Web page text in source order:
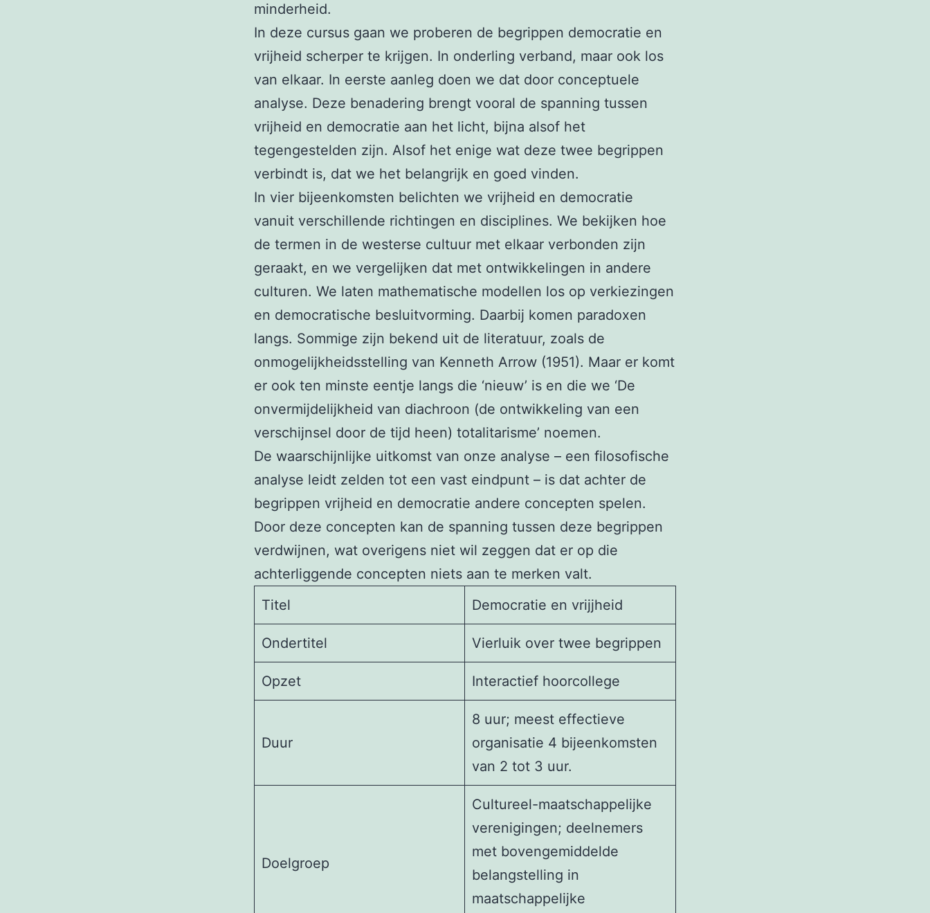
minderheid.
In deze cursus gaan we proberen de begrippen democratie en
vrijheid scherper te krijgen. In onderling verband, maar ook los
van elkaar. In eerste aanleg doen we dat door conceptuele
analyse. Deze benadering brengt vooral de spanning tussen
vrijheid en democratie aan het licht, bijna alsof het
tegengestelden zijn. Alsof het enige wat deze twee begrippen
verbindt is, dat we het belangrijk en goed vinden.
In vier bijeenkomsten belichten we vrijheid en democratie
vanuit verschillende richtingen en disciplines. We bekijken hoe
de termen in de westerse cultuur met elkaar verbonden zijn
geraakt, en we vergelijken dat met ontwikkelingen in andere
culturen. We laten mathematische modellen los op verkiezingen
en democratische besluitvorming. Daarbij komen paradoxen
langs. Sommige zijn bekend uit de literatuur, zoals de
onmogelijkheidsstelling van Kenneth Arrow (1951). Maar er komt
er ook ten minste eentje langs die ‘nieuw’ is en die we ‘De
onvermijdelijkheid van diachroon (de ontwikkeling van een
verschijnsel door de tijd heen) totalitarisme’ noemen.
De waarschijnlijke uitkomst van onze analyse – een filosofische
analyse leidt zelden tot een vast eindpunt – is dat achter de
begrippen vrijheid en democratie andere concepten spelen.
Door deze concepten kan de spanning tussen deze begrippen
verdwijnen, wat overigens niet wil zeggen dat er op die
achterliggende concepten niets aan te merken valt.
Titel
Democratie en vrijjheid
Ondertitel Vierluik over twee begrippen
Opzet Interactief hoorcollege
Duur
8 uur; meest effectieve
organisatie 4 bijeenkomsten
van 2 tot 3 uur.
Doelgroep
Cultureel-maatschappelijke
verenigingen; deelnemers
met bovengemiddelde
belangstelling in
maatschappelijke